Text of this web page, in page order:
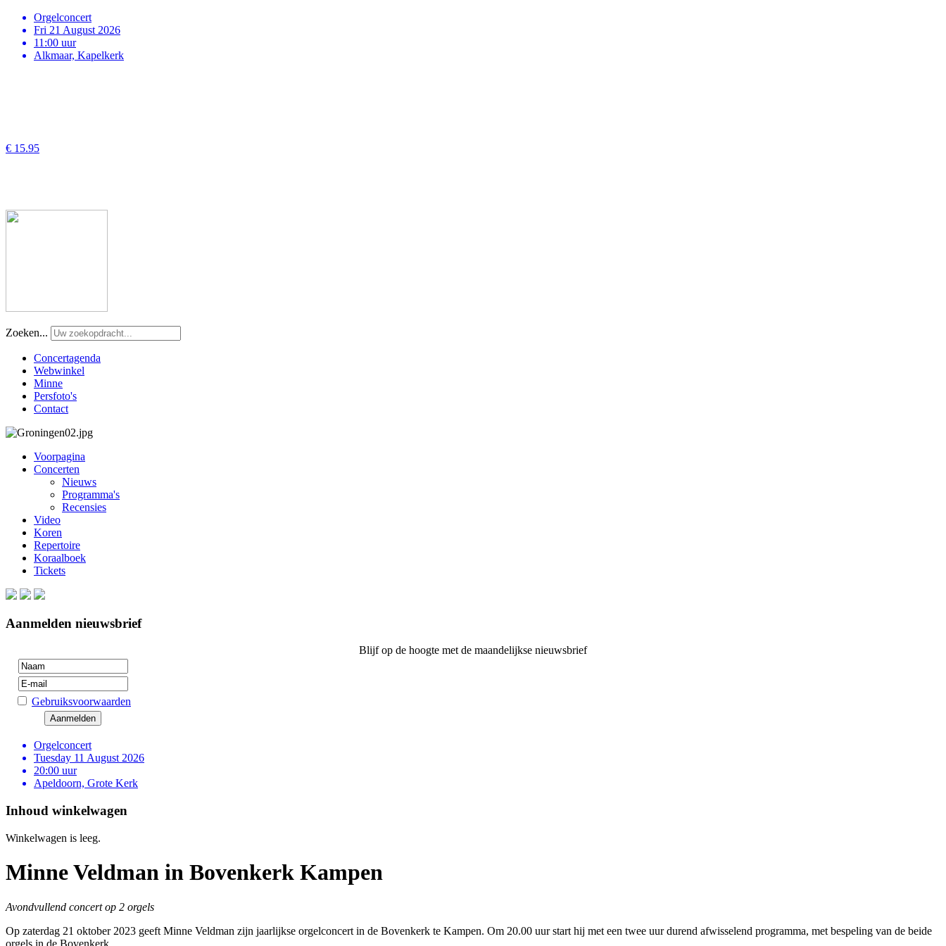
Orgelconcert
Fri 21 August 2026
11:00 uur
Alkmaar, Kapelkerk
€ 15.95
Zoeken...
Concertagenda
Webwinkel
Minne
Persfoto's
Contact
Voorpagina
Concerten
Nieuws
Programma's
Recensies
Video
Koren
Repertoire
Koraalboek
Tickets
Aanmelden nieuwsbrief
Blijf op de hoogte met de maandelijkse nieuwsbrief
Gebruiksvoorwaarden
Orgelconcert
Tuesday 11 August 2026
20:00 uur
Apeldoorn, Grote Kerk
Inhoud winkelwagen
Winkelwagen is leeg.
Minne Veldman in Bovenkerk Kampen
Avondvullend concert op 2 orgels
Op zaterdag 21 oktober 2023 geeft Minne Veldman zijn jaarlijkse orgelconcert in de Bovenkerk te Kampen. Om 20.00 uur start hij met een twee uur durend afwisselend programma, met bespeling van de beide
orgels in de Bovenkerk.